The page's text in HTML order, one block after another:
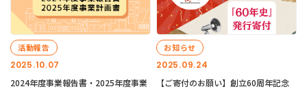
2025.10.07
活動報告
2024年度事業報告書・2025年度事業
2025.09.24
お知らせ
【ご寄付のお願い】創立60周年記念